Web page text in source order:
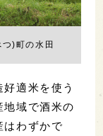
)町の水田
適米を使う
地域で酒米の
はわずかで